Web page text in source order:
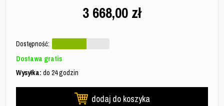
3 668,00 zł
Dostępność:
Dostawa gratis
Wysyłka: do 24 godzin
dodaj do koszyka